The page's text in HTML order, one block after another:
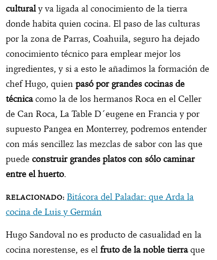
culturaly va ligada al conocimiento de la tierra
donde habita quien cocina. El paso de las culturas
por la zona de Parras, Coahuila, seguro ha dejado
conocimiento técnico para emplear mejor los
ingredientes, y si a esto le añadimos la formación de
chef Hugo, quien pasó por grandes cocinas de
técnicacomo la de los hermanos Roca en el Celler
de Can Roca, La Table D´eugene en Francia y por
supuesto Pangea en Monterrey, podremos entender
con más sencillez las mezclas de sabor con las que
puede construir grandes platos con sólo caminar
entre el huerto.
Bitácora del Paladar: que Arda la
cocina de Luis y Germán
Hugo Sandoval no es producto de casualidad en la
cocina norestense, es el fruto de la noble tierraque